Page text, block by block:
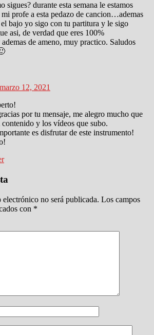
sigues? durante esta semana le estamos
profe a esta pedazo de cancion…ademas
bajo yo sigo con tu partitura y le sigo
asi, de verdad que eres 100%
de ameno, muy practico. Saludos
marzo 12, 2021
por tu mensaje, me alegro mucho que
contenido y los vídeos que subo.
es disfrutar de este instrumento!
no será publicada. Los campos
con *